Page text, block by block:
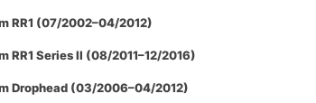
RR1 (07/2002–04/2012)
RR1 Series II (08/2011–12/2016)
Drophead (03/2006–04/2012)